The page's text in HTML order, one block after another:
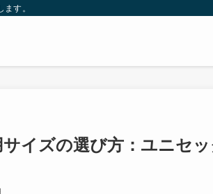
す。
イズの選び方：ユニセ